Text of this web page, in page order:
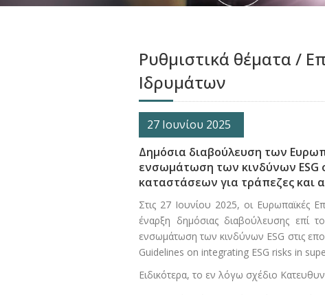
Ρυθμιστικά θέματα /
Ιδρυμάτων
27 Ιουνίου 2025
Δημόσια διαβούλευση των
ενσωμάτωση των κινδύνων ESG
καταστάσεων για τράπεζες και
Στις 27 Ιουνίου 2025, οι Ευρωπαϊκές
έναρξη δημόσιας διαβούλευσης επί
ενσωμάτωση των κινδύνων ESG στις
Guidelines on integrating ESG risks in
Ειδικότερα, το εν λόγω σχέδιο